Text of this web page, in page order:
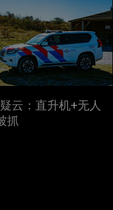
云：直升机+无人
抓